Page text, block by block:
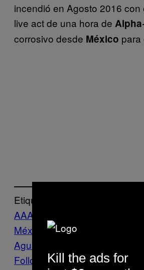
incendió en Agosto 2016 con
live act de una hora de Alpha
corrosivo desde México para
Etiquetado:
AAAA
México
Daniel Maloso
Aguayo
Follow Us On Discover
Kill the ads for